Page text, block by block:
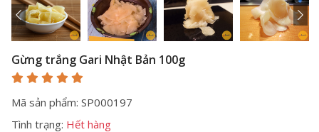
Gừng trắng Gari Nhật Bản 100g
Mã sản phẩm: SP000197
Tình trạng: Hết hàng